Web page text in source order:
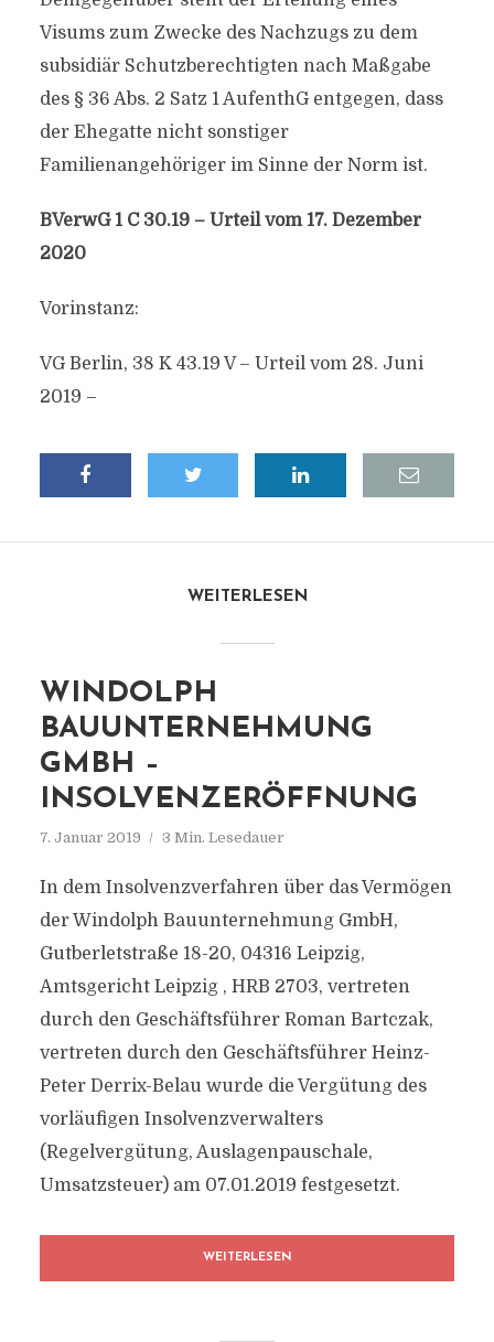
Visums zum Zwecke des Nachzugs zu dem
subsidiär Schutzberechtigten nach Maßgabe
des § 36 Abs. 2 Satz 1 AufenthG entgegen, dass
der Ehegatte nicht sonstiger
Familienangehöriger im Sinne der Norm ist.
BVerwG 1 C 30.19 – Urteil vom 17. Dezember
2020
Vorinstanz:
VG Berlin, 38 K 43.19 V – Urteil vom 28. Juni
2019 –
WEITERLESEN
WINDOLPH
BAUUNTERNEHMUNG
GMBH –
INSOLVENZERÖFFNUNG
7. Januar 2019 3 Min. Lesedauer
In dem Insolvenzverfahren über das Vermögen
der Windolph Bauunternehmung GmbH,
Gutberletstraße 18-20, 04316 Leipzig,
Amtsgericht Leipzig , HRB 2703, vertreten
durch den Geschäftsführer Roman Bartczak,
vertreten durch den Geschäftsführer Heinz-
Peter Derrix-Belau wurde die Vergütung des
vorläufigen Insolvenzverwalters
(Regelvergütung, Auslagenpauschale,
Umsatzsteuer) am 07.01.2019 festgesetzt.
WEITERLESEN